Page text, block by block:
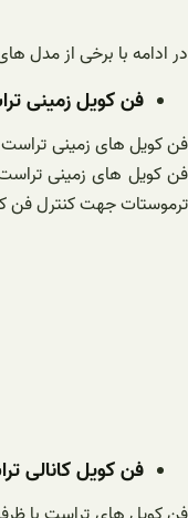
در ادامه با برخی از مدل
فن کویل زمینی
فن کویل های زمینی
ترموستات جهت کنترل فن
فن کویل کانالی